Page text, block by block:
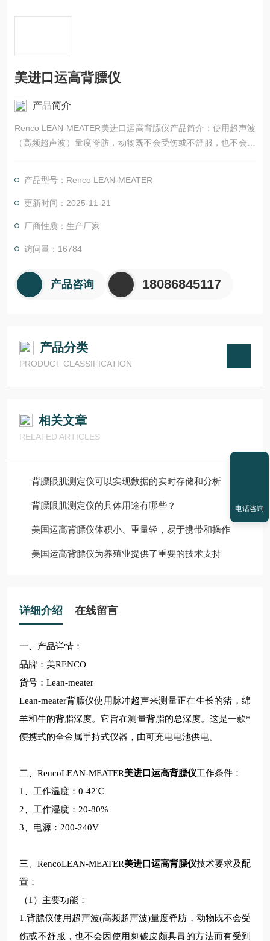
美进口运高背膘仪
产品简介
Renco LEAN-MEATER美进口运高背膘仪产品简介：使用超声波
（高频超声波）量度脊肪，动物既不会受伤或不舒服，也不会因
使用刺破皮颇具胃的方法而有受到细菌传染的危险。
产品型号：Renco LEAN-MEATER
更新时间：2025-11-21
厂商性质：生产厂家
访问量：16784
产品咨询 18086845117
产品分类
PRODUCT CLASSIFICATION
相关文章
RELATED ARTICLES
背膘眼肌测定仪可以实现数据的实时存储和分析
背膘眼肌测定仪的具体用途有哪些？
美国运高背膘仪体积小、重量轻，易于携带和操作
美国运高背膘仪为养殖业提供了重要的技术支持
详细介绍 在线留言
一、产品详情：
品牌：美RENCO
货号：Lean-meater
Lean-meater背膘仪使用脉冲超声来测量正在生长的猪，绵
羊和牛的背脂深度。它旨在测量背脂的总深度。这是一款*
便携式的全金属手持式仪器，由可充电电池供电。
二、RencoLEAN-MEATER美进口运高背膘仪工作条件：
1、工作温度：0-42℃
2、工作湿度：20-80%
3、电源：200-240V
三、RencoLEAN-MEATER美进口运高背膘仪技术要求及配
置：
（1）主要功能：
1.背膘仪使用超声波(高频超声波)量度脊肪，动物既不会受
伤或不舒服，也不会因使用刺破皮颇具胃的方法而有受到
电话咨询